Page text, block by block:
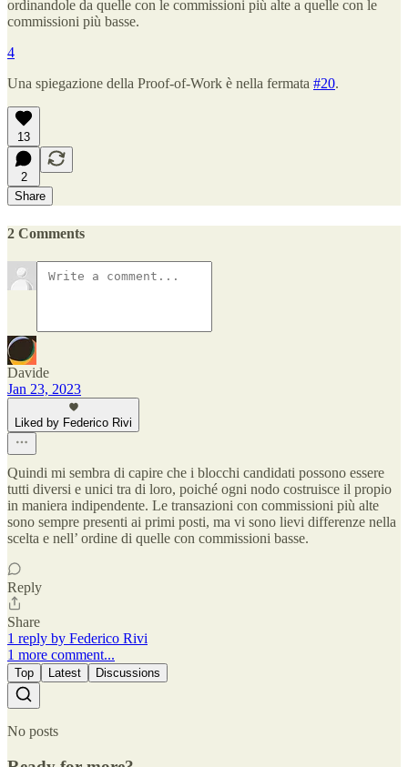
ordinandole da quelle con le commissioni più alte a quelle con le
commissioni più basse.
4
Una spiegazione della Proof-of-Work è nella fermata #20.
13
2
Share
2 Comments
Davide
Jan 23, 2023
Liked by Federico Rivi
Quindi mi sembra di capire che i blocchi candidati possono essere
tutti diversi e unici tra di loro, poiché ogni nodo costruisce il propio
in maniera indipendente. Le transazioni con commissioni più alte
sono sempre presenti ai primi posti, ma vi sono lievi differenze nella
scelta e nell’ ordine di quelle con commissioni basse.
Reply
Share
1 reply by Federico Rivi
1 more comment...
Top Latest Discussions
No posts